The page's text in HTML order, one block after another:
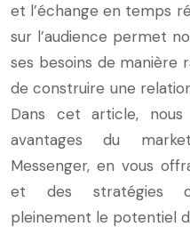
et l’échange en temps
sur l’audience permet
ses besoins de manière
de construire une
Dans cet article,
avantages du
Messenger, en vous
et des stratégies
pleinement le potentiel